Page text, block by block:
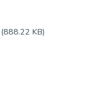
(888.22 KB)